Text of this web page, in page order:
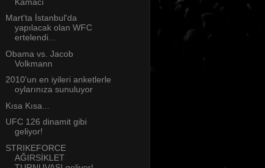
Mart'ta İstanbul'da
yapılacak olan WFC
ertelendi...
Obama vs. Jacob
Volkmann
2010'un en iyileri anketlerle
oylarınıza sunuluyor
Kısa Kısa...
UFC 126 dinamit gibi
geliyor!
STRIKEFORCE
AĞIRSİKLET